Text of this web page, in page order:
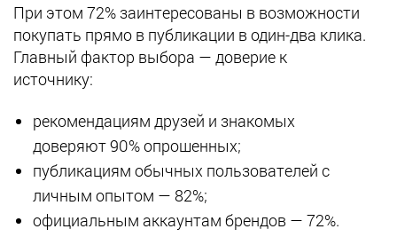
При этом 72% заинтересованы в возможности
покупать прямо в публикации в один-два клика.
Главный фактор выбора — доверие к
источнику:
рекомендациям друзей и знакомых
доверяют 90% опрошенных;
публикациям обычных пользователей с
личным опытом — 82%;
официальным аккаунтам брендов — 72%.